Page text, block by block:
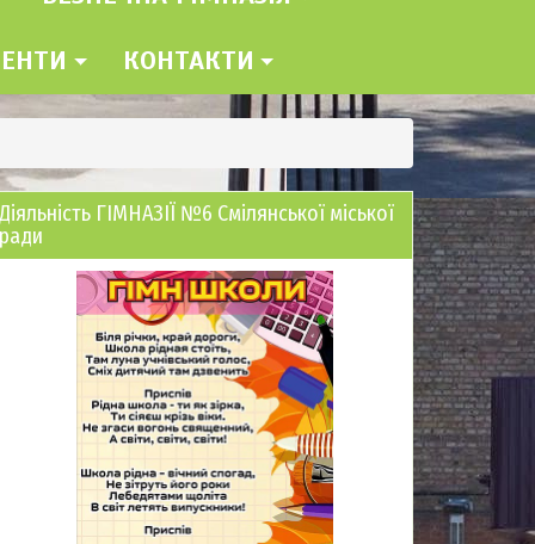
КОНТАКТИ
Діяльність ГІМНАЗІЇ №6 Смілянської міської
ради